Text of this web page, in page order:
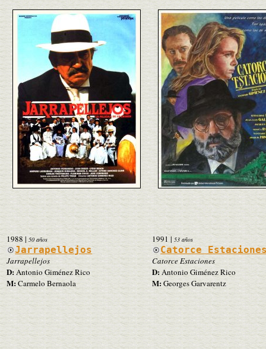
1988 | 50 años
Jarrapellejos
Jarrapellejos
D:Antonio Giménez Rico
M: Carmelo Bernaola
1991| 53 años
Catorce
Catorce Estaciones
D:Antonio Giménez Rico
M:Georges Garvarentz